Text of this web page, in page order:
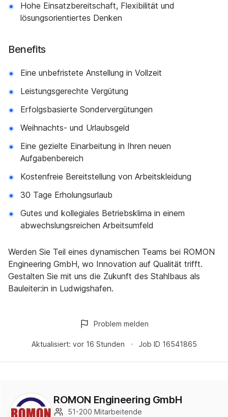
Hohe Einsatzbereitschaft, Flexibilität und
lösungsorientiertes Denken
Benefits
Eine unbefristete Anstellung in Vollzeit
Leistungsgerechte Vergütung
Erfolgsbasierte Sondervergütungen
Weihnachts- und Urlaubsgeld
Eine gezielte Einarbeitung in Ihren neuen
Aufgabenbereich
Kostenfreie Bereitstellung von Arbeitskleidung
30 Tage Erholungsurlaub
Gutes und kollegiales Betriebsklima in einem
abwechslungsreichen Arbeitsumfeld
Werden Sie Teil eines dynamischen Teams bei ROMON
Engineering GmbH, wo Innovation auf Qualität trifft.
Gestalten Sie mit uns die Zukunft des Stahlbaus als
Bauleiter:in in Ludwigshafen.
Aktualisiert: vor 16 Stunden Job ID 16541865
Problem melden
ROMON Engineering GmbH
51-200 Mitarbeitende